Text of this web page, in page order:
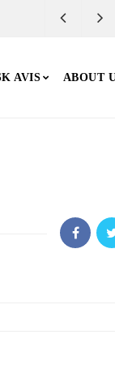
AVIS ABOUT